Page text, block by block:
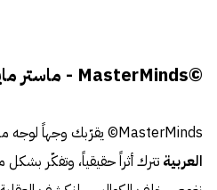
©MasterMinds - ماستر مايندز
MasterMinds© يقرّبك وجهاً لوجه من
العربية تترك أثراً حقيقياً، وتفكّر